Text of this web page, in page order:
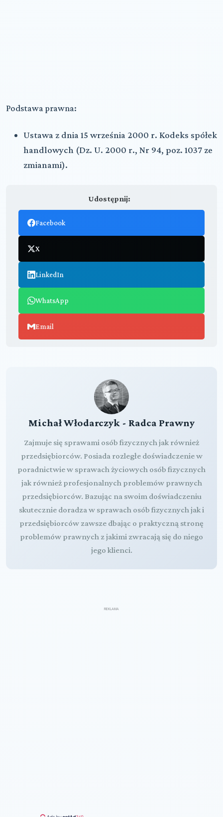
Podstawa prawna:
Ustawa z dnia 15 września 2000 r. Kodeks spółek
handlowych (Dz. U. 2000 r., Nr 94, poz. 1037 ze
zmianami).
Udostępnij:
Facebook
X
LinkedIn
WhatsApp
Email
Michał Włodarczyk - Radca Prawny
Zajmuje się sprawami osób fizycznych jak również
przedsiębiorców. Posiada rozległe doświadczenie w
poradnictwie w sprawach życiowych osób fizycznych
jak również profesjonalnych problemów prawnych
przedsiębiorców. Bazując na swoim doświadczeniu
skutecznie doradza w sprawach osób fizycznych jak i
przedsiębiorców zawsze dbając o praktyczną stronę
problemów prawnych z jakimi zwracają się do niego
jego klienci.
REKLAMA